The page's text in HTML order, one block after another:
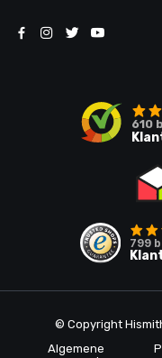
610
799
© Copyright
Algemene